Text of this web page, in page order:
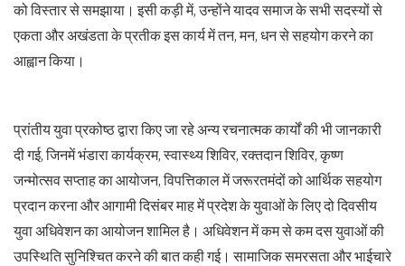
को विस्तार से समझाया। इसी कड़ी में, उन्होंने यादव समाज के सभी सदस्यों से
एकता और अखंडता के प्रतीक इस कार्य में तन, मन, धन से सहयोग करने का
आह्वान किया।
प्रांतीय युवा प्रकोष्ठ द्वारा किए जा रहे अन्य रचनात्मक कार्यों की भी जानकारी
दी गई, जिनमें भंडारा कार्यक्रम, स्वास्थ्य शिविर, रक्तदान शिविर, कृष्ण
जन्मोत्सव सप्ताह का आयोजन, विपत्तिकाल में जरूरतमंदों को आर्थिक सहयोग
प्रदान करना और आगामी दिसंबर माह में प्रदेश के युवाओं के लिए दो दिवसीय
युवा अधिवेशन का आयोजन शामिल है। अधिवेशन में कम से कम दस युवाओं की
उपस्थिति सुनिश्चित करने की बात कही गई। सामाजिक समरसता और भाईचारे